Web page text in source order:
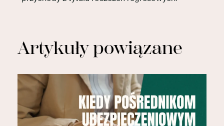
Artykuły powiązane